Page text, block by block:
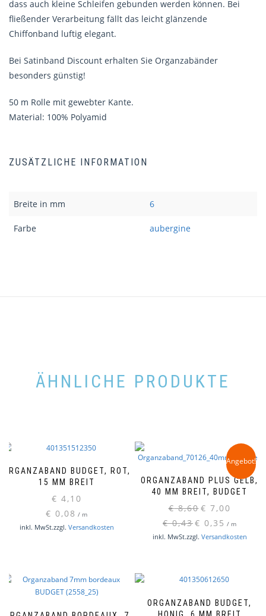
dass auch kleine Schleifen gebunden werden können. Bei
fließender Verarbeitung fällt das leicht glänzende
Chiffonband luftig elegant.
Bei Satinband Discount erhalten Sie Organzabänder
besonders günstig!
50 m Rolle mit gewebter Kante.
Material: 100% Polyamid
ZUSÄTZLICHE INFORMATION
Breite in mm 6
Farbe aubergine
ÄHNLICHE PRODUKTE
ORGANZABAND BUDGET, ROT,
15 MM BREIT
€ 4,10
€ 0,08 / m
inkl. MwSt.zzgl. Versandkosten
ORGANZABAND PLUS GELB,
40 MM BREIT, BUDGET
Angebot!
€8,60 Ursprünglicher
Preis
€ 7,00
€0,43€ 0,35 / m
inkl. MwSt.zzgl. Versandkosten
ORGANZABAND BUDGET,
HONIG, 6 MM BREIT